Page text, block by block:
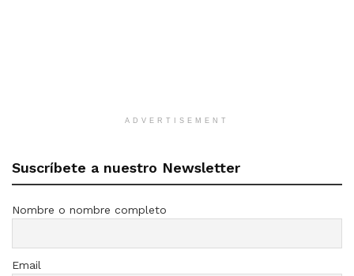
ADVERTISEMENT
Suscríbete a nuestro Newsletter
Nombre o nombre completo
Email